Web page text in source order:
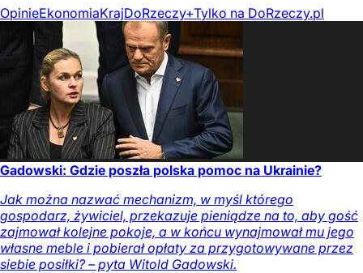
OpinieEkonomiaKrajDoRzeczy+Tylko na DoRzeczy.pl
Gadowski: Gdzie poszła polska pomoc na Ukrainie?
Jak można nazwać mechanizm, w myśl którego
gospodarz, żywiciel, przekazuje pieniądze na to, aby gość
zajmował kolejne pokoje, a w końcu wynajmował mu jego
własne meble i pobierał opłaty za przygotowywane przez
siebie posiłki? – pyta Witold Gadowski.